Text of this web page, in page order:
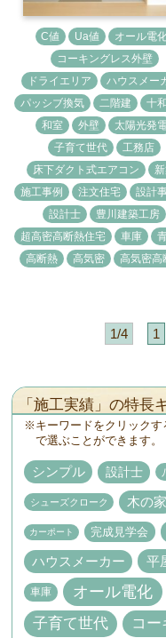
C値 Ua値 オール電
コーキングレス外壁
ドライエリア ハウスメー
パッシブ換気 二階建 十
和室 外壁 太陽光発
子育て世代 工務店
床下ダクト式エアコン
施工事例 注文住宅 設計
設計士 豊川建築工房
超高密高断熱住宅 車庫
高断熱 高気密 高気密高
1/4 1
「施工実績」の特長
キーワードをクリック
で選ぶことができます。
シンプル 設計士
シューズクローク 木の家
カーポート 完成見学会
ハウスメーカー 平
車庫 オール電化
子育て世代 コー